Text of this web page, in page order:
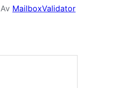
Av MailboxValidator